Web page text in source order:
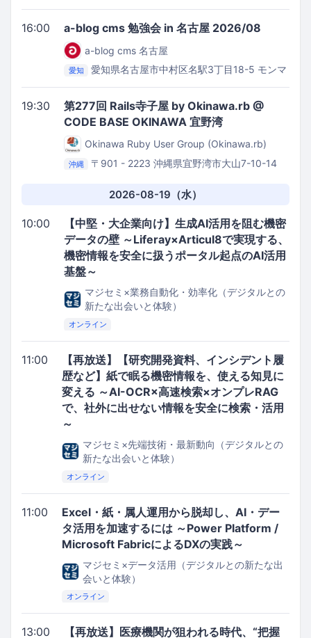
16:00 a-blog cms 勉強会 in 名古屋 2026/08
a-blog cms 名古屋
愛知
愛知県名古屋市中村区名駅3丁目18-5 モンマ
19:30
第277回 Rails寺子屋 by Okinawa.rb @
CODE BASE OKINAWA 宜野湾
Okinawa Ruby User Group (Okinawa.rb)
沖縄
〒901 - 2223 沖縄県宜野湾市大山7-10-14
2026-08-19（水）
10:00
【中堅・大企業向け】生成AI活用を阻む機密
データの壁 ～Liferay×Articul8で実現する、
機密情報を安全に扱うポータル起点のAI活用
基盤～
マジセミ×業務自動化・効率化（デジタルとの
新たな出会いと体験）
オンライン
11:00
【再放送】【研究開発資料、インシデント履
歴など】紙で眠る機密情報を、使える知見に
変える ～AI-OCR×高速検索×オンプレRAG
で、社外に出せない情報を安全に検索・活用
～
マジセミ×先端技術・最新動向（デジタルとの
新たな出会いと体験）
オンライン
11:00
Excel・紙・属人運用から脱却し、AI・デー
タ活用を加速するには ～Power Platform /
Microsoft FabricによるDXの実践～
マジセミ×データ活用（デジタルとの新たな出
会いと体験）
オンライン
13:00
【再放送】医療機関が狙われる時代、“把握